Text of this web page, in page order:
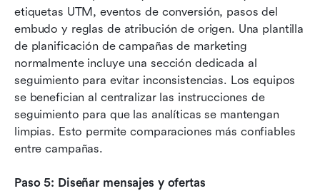
etiquetas UTM, eventos de conversión, pasos del
embudo y reglas de atribución de origen. Una plantilla
de planificación de campañas de marketing
normalmente incluye una sección dedicada al
seguimiento para evitar inconsistencias. Los equipos
se benefician al centralizar las instrucciones de
seguimiento para que las analíticas se mantengan
limpias. Esto permite comparaciones más confiables
entre campañas.
Paso 5: Diseñar mensajes y ofertas